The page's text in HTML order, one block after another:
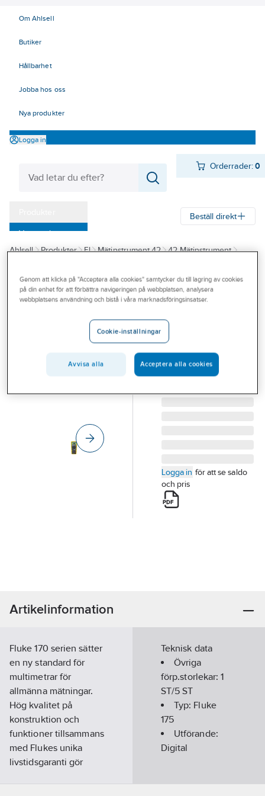
Om Ahlsell
Butiker
Hållbarhet
Jobba hos oss
Nya produkter
Logga in
Orderrader:0
Varumärken
Kampanjer
Outlet
Branscher
Beställ direkt
Ahlsell Produkter El Mätinstrument 42
42 Mätinstrument
FLUKE
Multimeter
digital 170-
serien
MULTIMETER FLUKE
Logga in för att se saldo
och pris
Artikelinformation
Fluke 170 serien sätter
en ny standard för
multimetrar för
allmänna mätningar.
Hög kvalitet på
konstruktion och
funktioner tillsammans
med Flukes unika
livstidsgaranti gör
Teknisk data
Övriga
förp.storlekar:1
ST/5 ST
Typ: Fluke
175
Utförande:
Digital
Genom att klicka på "Acceptera alla cookies" samtycker du till lagring av cookies
på din enhet för att förbättra navigeringen på webbplatsen, analysera
webbplatsens användning och bistå i våra marknadsföringsinsatser.
Cookie-inställningar
Avvisa alla Acceptera alla cookies